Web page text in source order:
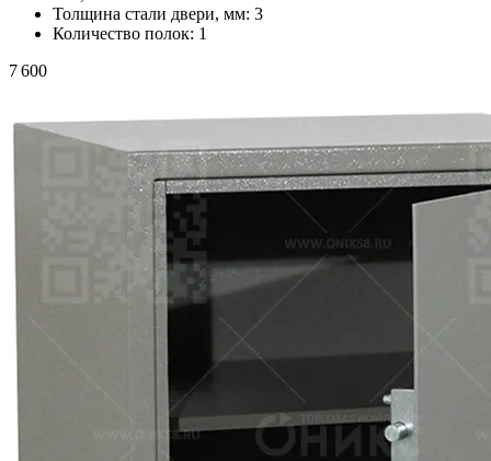
Толщина стали двери, мм: 3
Количество полок: 1
7 600